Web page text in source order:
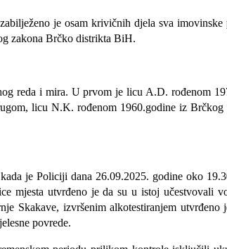
je osam krivičnih djela sva
zakona Brčko distrikta BiH.
reda i mira. U prvom je licu A.D. rođenom
licu N.K. rođenom 1960.godine iz
je Policiji dana 26.09.2025. godine oko
mjesta utvrđeno je da su u istoj učestvovali
Skakave, izvršenim alkotestiranjem
povrede.